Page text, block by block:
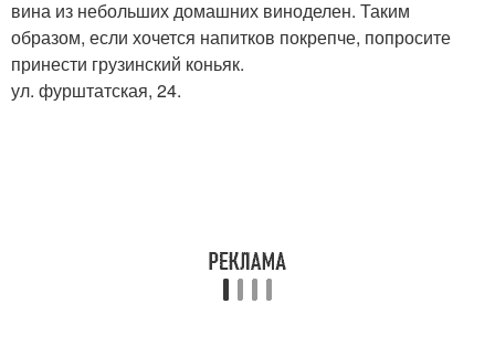
вина из небольших домашних виноделен. Таким
образом, если хочется напитков покрепче, попросите
принести грузинский коньяк.
ул. фурштатская, 24.